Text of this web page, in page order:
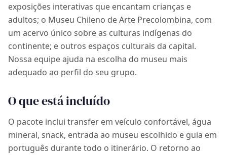
exposições interativas que encantam crianças e
adultos; o Museu Chileno de Arte Precolombina, com
um acervo único sobre as culturas indígenas do
continente; e outros espaços culturais da capital.
Nossa equipe ajuda na escolha do museu mais
adequado ao perfil do seu grupo.
O que está incluído
O pacote inclui transfer em veículo confortável, água
mineral, snack, entrada ao museu escolhido e guia em
português durante todo o itinerário. O retorno ao